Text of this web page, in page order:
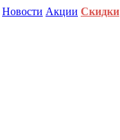
Новости Акции Скидки